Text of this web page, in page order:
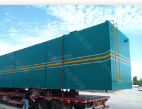
电话:150-0665-7261